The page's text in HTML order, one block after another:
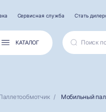
Сервисная служба Стать
КАТАЛОГ
Мобильный